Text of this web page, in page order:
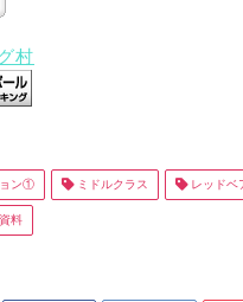
村
ン① ミドルクラス レッドベ
料